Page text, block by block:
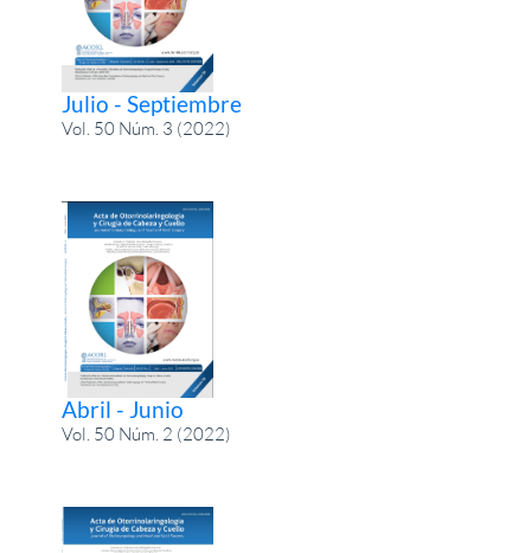
Julio - Septiembre
Vol. 50 Núm. 3 (2022)
Abril - Junio
Vol. 50 Núm. 2 (2022)